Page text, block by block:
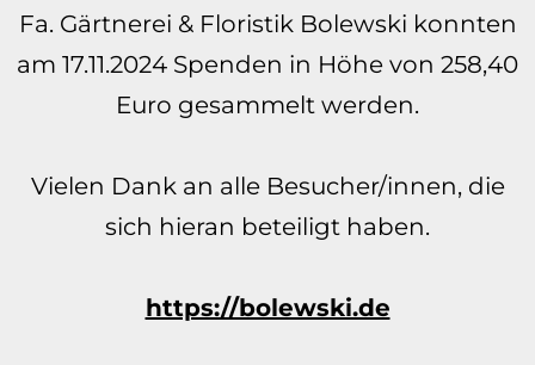
Fa. Gärtnerei & Floristik Bolewski konnten
am 17.11.2024 Spenden in Höhe von 258,40
Euro gesammelt werden.
Vielen Dank an alle Besucher/innen, die
sich hieran beteiligt haben.
https://bolewski.de